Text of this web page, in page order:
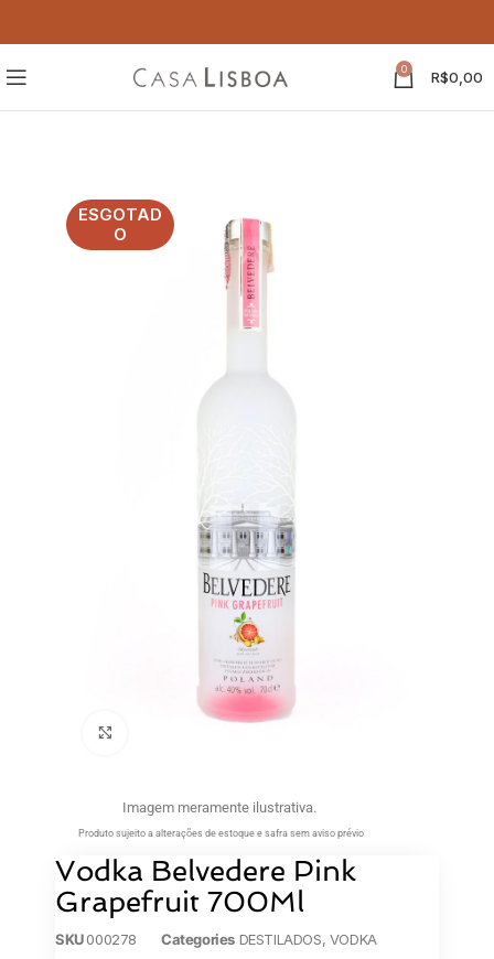
0 R$0,00
ESGOTAD
O
Imagem meramente ilustrativa.
Produto sujeito a alterações de estoque e safra sem aviso prévio
Vodka Belvedere Pink
Grapefruit 700Ml
SKU000278 Categories DESTILADOS, VODKA